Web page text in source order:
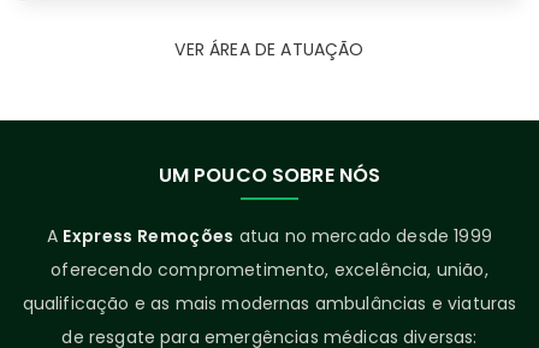
VER ÁREA DE ATUAÇÃO
UM POUCO SOBRE NÓS
A Express Remoções atua no mercado desde 1999
oferecendo comprometimento, excelência, união,
qualificação e as mais modernas ambulâncias e viaturas
de resgate para emergências médicas diversas: